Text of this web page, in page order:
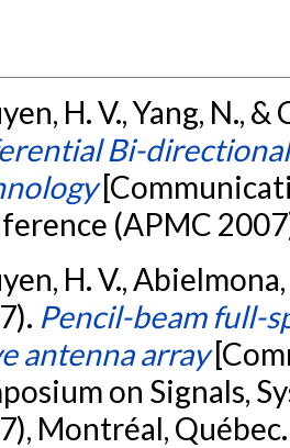
H. V., Yang, N.,
Bi-directional
(APMC
H. V.,
Pencil-beam full-
antenna array
on Signals,
Montréal,